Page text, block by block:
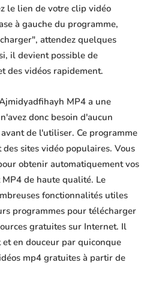
le lien de votre clip vidéo
à gauche du programme,
attendez quelques
il devient possible de
des vidéos rapidement.
MP4 a une
donc besoin d'aucun
de l'utiliser. Ce programme
sites vidéo populaires. Vous
obtenir automatiquement vos
de haute qualité. Le
fonctionnalités utiles
programmes pour télécharger
gratuites sur Internet. Il
en douceur par quiconque
mp4 gratuites à partir de